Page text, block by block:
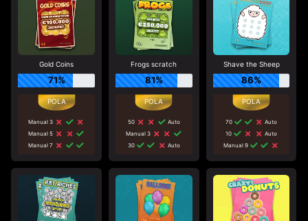
Gold Coins
71%
Manual 3
Manual 5
Manual 7
Frogs scratch
81%
50
Auto
Manual 3
30
Auto
Shave the Sheep
86%
70
Auto
10
Auto
Manual 9